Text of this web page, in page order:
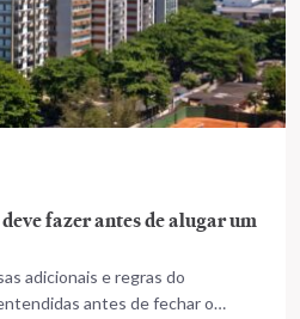
fazer antes de alugar um
adicionais e regras do
antes de fechar o